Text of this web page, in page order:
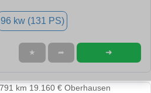
96 kw (131 PS)
★ ➦ ➜